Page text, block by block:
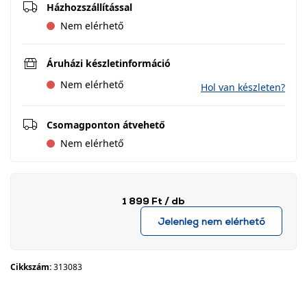
Házhozszállítással
Nem elérhető
Áruházi készletinformáció
Nem elérhető
Hol van készleten?
Csomagponton átvehető
Nem elérhető
1 899 Ft / db
Jelenleg nem elérhető
Cikkszám:313083